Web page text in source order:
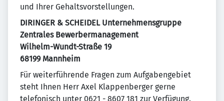
und Ihrer Gehaltsvorstellungen.
DIRINGER & SCHEIDEL Unternehmensgruppe
Zentrales Bewerbermanagement
Wilhelm-Wundt-Straße 19
68199 Mannheim
Für weiterführende Fragen zum Aufgabengebiet
steht Ihnen Herr Axel Klappenberger gerne
telefonisch unter 0621 - 8607 181 zur Verfügung.